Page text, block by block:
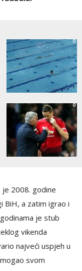
0
0
je 2008. godine
BiH, a zatim igrao i
je stub
vikenda
najveći uspjeh u
svom